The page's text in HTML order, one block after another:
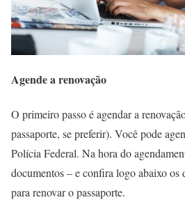
Agende a renovação
O primeiro passo é agendar a
passaporte, se preferir). Você pode
Polícia Federal. Na hora do
documentos – e confira logo abaixo os
para renovar o passaporte.